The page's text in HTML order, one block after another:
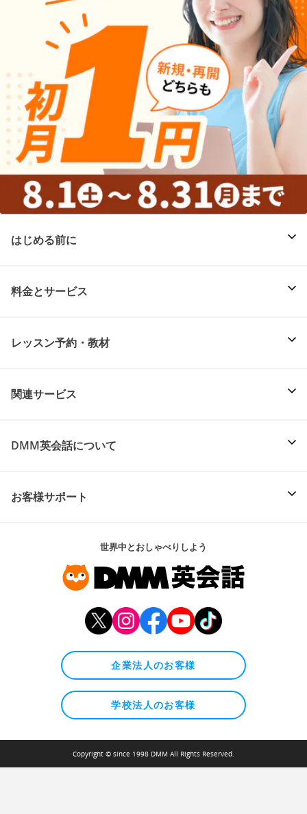
はじめる前に
料金とサービス
レッスン予約・教材
関連サービス
DMM英会話について
お客様サポート
世界中とおしゃべりしよう
企業法人のお客様
学校法人のお客様
Copyright © since 1998 DMM All Rights Reserved.